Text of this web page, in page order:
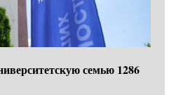
семью 1286